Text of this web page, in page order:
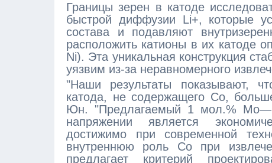
Границы зерен в катоде
быстрой диффузии Li+, которые
состава и подавляют
расположить катионы в их катоде
Ni). Эта уникальная конструкция
уязвим из-за неравномерного
"Наши результаты показывают,
катода, не содержащего Co,
Юн. "Предлагаемый 1 мол.%
напряжении является
достижимо при современной
внутреннюю роль Co при
предлагает критерий